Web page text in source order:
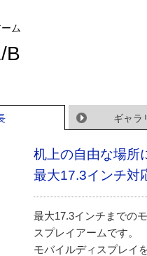
ム
B
ギャラ
机上の自由な場所
最大17.3インチ対
最大17.3インチまでの
スプレイアームです。
モバイルディスプレイ